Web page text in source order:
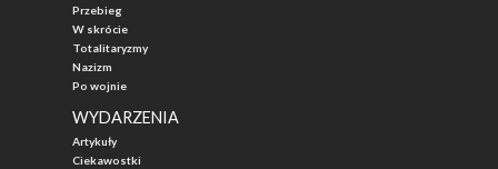
Przebieg
W skrócie
Totalitaryzmy
Nazizm
Po wojnie
WYDARZENIA
Artykuły
Ciekawostki